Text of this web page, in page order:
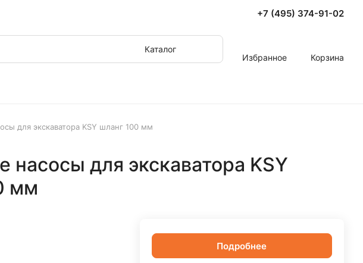
+7 (495) 374-91-02
Каталог
Избранное
Корзина
для экскаватора KSY шланг 100 мм
для экскаватора KSY
мм
Подробнее